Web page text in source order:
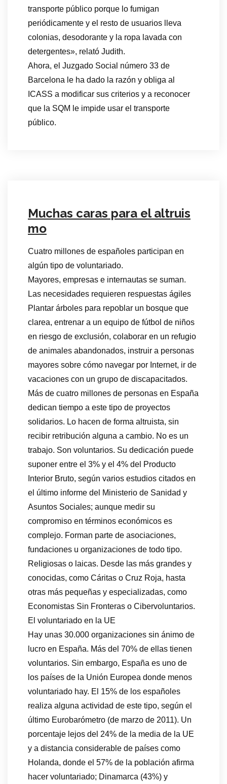
transporte público porque lo fumigan
periódicamente y el resto de usuarios lleva
colonias, desodorante y la ropa lavada con
detergentes», relató Judith.
Ahora, el Juzgado Social número 33 de
Barcelona le ha dado la razón y obliga al
ICASS a modificar sus criterios y a reconocer
que la SQM le impide usar el transporte
público.
Muchas caras para el altruis
mo
Cuatro millones de españoles participan en
algún tipo de voluntariado.
Mayores, empresas e internautas se suman.
Las necesidades requieren respuestas ágiles
Plantar árboles para repoblar un bosque que
clarea, entrenar a un equipo de fútbol de niños
en riesgo de exclusión, colaborar en un refugio
de animales abandonados, instruir a personas
mayores sobre cómo navegar por Internet, ir de
vacaciones con un grupo de discapacitados.
Más de cuatro millones de personas en España
dedican tiempo a este tipo de proyectos
solidarios. Lo hacen de forma altruista, sin
recibir retribución alguna a cambio. No es un
trabajo. Son voluntarios. Su dedicación puede
suponer entre el 3% y el 4% del Producto
Interior Bruto, según varios estudios citados en
el último informe del Ministerio de Sanidad y
Asuntos Sociales; aunque medir su
compromiso en términos económicos es
complejo. Forman parte de asociaciones,
fundaciones u organizaciones de todo tipo.
Religiosas o laicas. Desde las más grandes y
conocidas, como Cáritas o Cruz Roja, hasta
otras más pequeñas y especializadas, como
Economistas Sin Fronteras o Cibervoluntarios.
El voluntariado en la UE
Hay unas 30.000 organizaciones sin ánimo de
lucro en España. Más del 70% de ellas tienen
voluntarios. Sin embargo, España es uno de
los países de la Unión Europea donde menos
voluntariado hay. El 15% de los españoles
realiza alguna actividad de este tipo, según el
último Eurobarómetro (de marzo de 2011). Un
porcentaje lejos del 24% de la media de la UE
y a distancia considerable de países como
Holanda, donde el 57% de la población afirma
hacer voluntariado; Dinamarca (43%) y